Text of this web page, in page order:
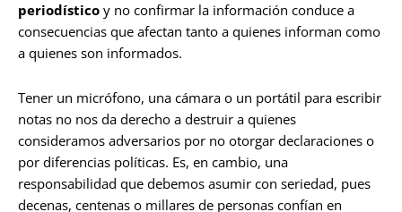
periodístico y no confirmar la información conduce a
consecuencias que afectan tanto a quienes informan como
a quienes son informados.
Tener un micrófono, una cámara o un portátil para escribir
notas no nos da derecho a destruir a quienes
consideramos adversarios por no otorgar declaraciones o
por diferencias políticas. Es, en cambio, una
responsabilidad que debemos asumir con seriedad, pues
decenas, centenas o millares de personas confían en